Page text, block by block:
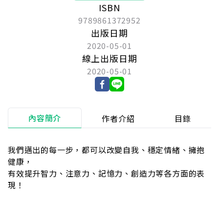
ISBN
9789861372952
出版日期
2020-05-01
線上出版日期
2020-05-01
內容簡介 作者介紹 目錄
我們邁出的每一步，都可以改變自我、穩定情緒、擁抱
健康，
有效提升智力、注意力、記憶力、創造力等各方面的表
現！